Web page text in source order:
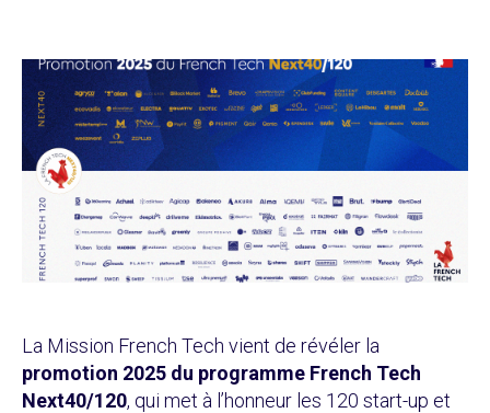
La Mission French Tech vient de révéler la
promotion 2025 du programme French Tech
Next40/120, qui met à l’honneur les 120 start-up et